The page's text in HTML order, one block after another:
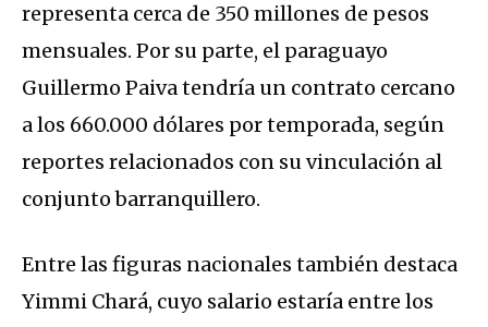
representa cerca de 350 millones de pesos
mensuales. Por su parte, el paraguayo
Guillermo Paiva tendría un contrato cercano
a los 660.000 dólares por temporada, según
reportes relacionados con su vinculación al
conjunto barranquillero.
Entre las figuras nacionales también destaca
Yimmi Chará, cuyo salario estaría entre los